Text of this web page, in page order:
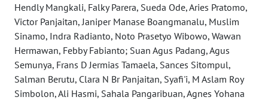
Hendly Mangkali, Falky Parera, Sueda Ode, Aries Pratomo,
Victor Panjaitan, Janiper Manase Boangmanalu, Muslim
Sinamo, Indra Radianto, Noto Prasetyo Wibowo, Wawan
Hermawan, Febby Fabianto; Suan Agus Padang, Agus
Semunya, Frans D Jermias Tamaela, Sances Sitompul,
Salman Berutu, Clara N Br Panjaitan, Syafi'i, M Aslam Roy
Simbolon, Ali Hasmi, Sahala Pangaribuan, Agnes Yohana
WN
SUMBAR
WN
SUMSEL